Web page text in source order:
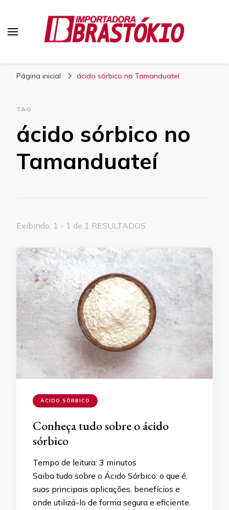
Página inicial ácido sórbico no Tamanduateí
TAG
ácido sórbico no
Tamanduateí
Exibindo: 1 - 1 de 1 RESULTADOS
ÁCIDO SÓRBICO
Conheça tudo sobre o ácido
sórbico
Tempo de leitura: 3 minutos
Saiba tudo sobre o Ácido Sórbico: o que é,
suas principais aplicações, benefícios e
onde utilizá-lo de forma segura e eficiente.